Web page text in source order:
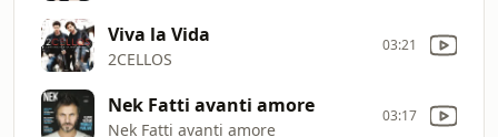
Viva la Vida
2CELLOS
03:21
Nek Fatti avanti amore
Nek Fatti avanti amore
03:17